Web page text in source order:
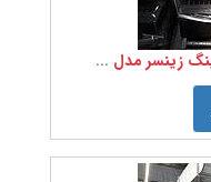
خط کامل ریسندگی پنبه ای رینگ زینسر مدل 350